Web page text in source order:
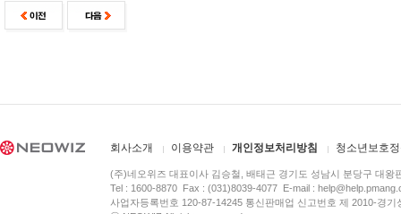
회사소개 이용약관 개인정보처리방침 청소년보호
(주)네오위즈 대표이사 김승철, 배태근 경기도 성남시 분당구 대왕
Tel : 1600-8870 Fax : (031)8039-4077 E-mail :
사업자등록번호 120-87-14245 통신판매업 신고번호 제 2010-경